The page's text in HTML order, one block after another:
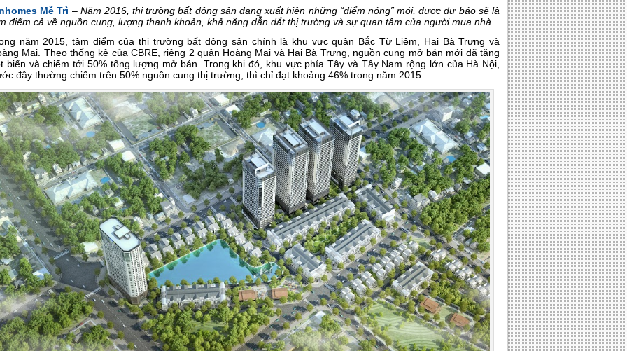
Mễ Trì – Năm 2016, thị trường bất động sản đang xuất hiện những “điểm nóng” mới, được dự báo sẽ là
điểm cả về nguồn cung, lượng thanh khoản, khả năng dẫn dắt thị trường và sự quan tâm của người mua nhà.
năm 2015, tâm điểm của thị trường bất động sản chính là khu vực quận Bắc Từ Liêm, Hai Bà Trưng và
Mai. Theo thống kê của CBRE, riêng 2 quận Hoàng Mai và Hai Bà Trưng, nguồn cung mở bán mới đã tăng
biến và chiếm tới 50% tổng lượng mở bán. Trong khi đó, khu vực phía Tây và Tây Nam rộng lớn của Hà Nội,
đây thường chiếm trên 50% nguồn cung thị trường, thì chỉ đạt khoảng 46% trong năm 2015.